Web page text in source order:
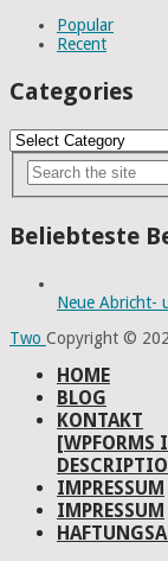
Popular
Recent
Categories
Categories
Beliebteste
Neue Abricht-
Two Copyright ©
HOME
BLOG
KONTAKT
[WPFORMS
IMPRESSUM
IMPRESSUM